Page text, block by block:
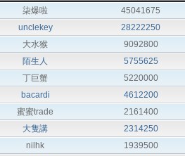
柒爆啦
45041675
unclekey
28222250
大水猴
9092800
陌生人
5755625
丁巨蟹
5220000
bacardi
4612200
蜜蜜trade
2161400
大隻講
2314250
nilhk
1939500